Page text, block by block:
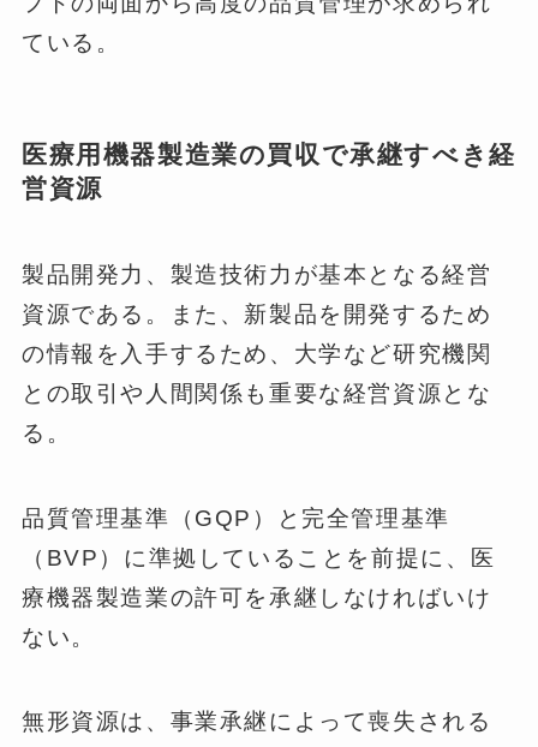
ている。
医療用機器製造業の買収で承継すべき経
営資源
製品開発力、製造技術力が基本となる経営
資源である。また、新製品を開発するため
の情報を入手するため、大学など研究機関
との取引や人間関係も重要な経営資源とな
る。
品質管理基準（GQP）と完全管理基準
（BVP）に準拠していることを前提に、医
療機器製造業の許可を承継しなければいけ
ない。
無形資源は、事業承継によって喪失される